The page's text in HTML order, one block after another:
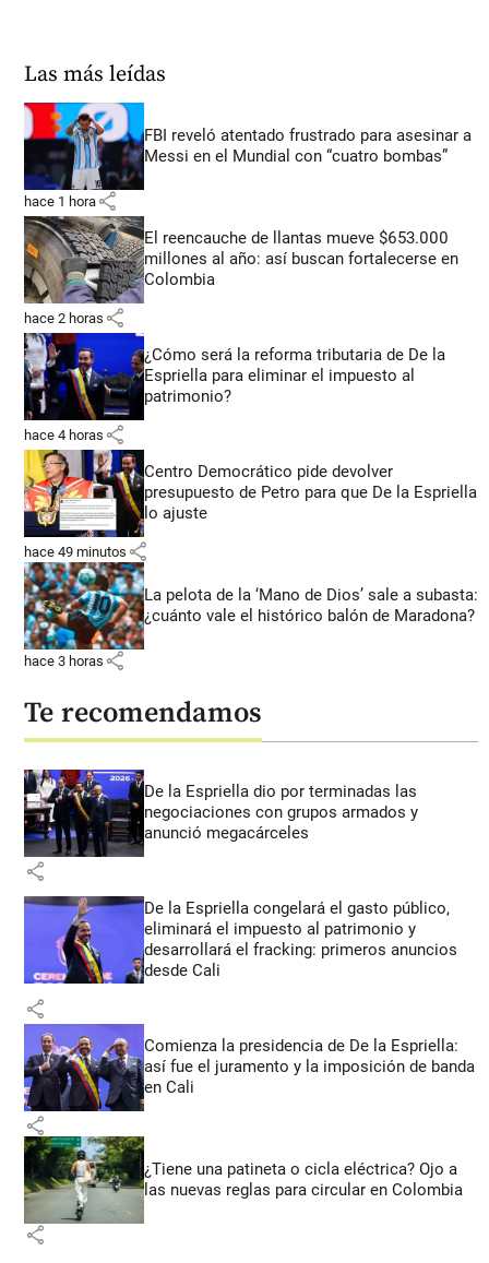
Las más leídas
FBI reveló atentado frustrado para asesinar a
Messi en el Mundial con “cuatro bombas”
hace 1 hora share
El reencauche de llantas mueve $653.000
millones al año: así buscan fortalecerse en
Colombia
hace 2 horas share
¿Cómo será la reforma tributaria de De la
Espriella para eliminar el impuesto al
patrimonio?
hace 4 horas share
Centro Democrático pide devolver
presupuesto de Petro para que De la Espriella
lo ajuste
hace 49 minutos share
La pelota de la ‘Mano de Dios’ sale a subasta:
¿cuánto vale el histórico balón de Maradona?
hace 3 horas share
Te recomendamos
De la Espriella dio por terminadas las
negociaciones con grupos armados y
anunció megacárceles
share
De la Espriella congelará el gasto público,
eliminará el impuesto al patrimonio y
desarrollará el fracking: primeros anuncios
desde Cali
share
Comienza la presidencia de De la Espriella:
así fue el juramento y la imposición de banda
en Cali
share
¿Tiene una patineta o cicla eléctrica? Ojo a
las nuevas reglas para circular en Colombia
share